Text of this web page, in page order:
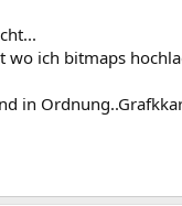
wo ich bitmaps
in